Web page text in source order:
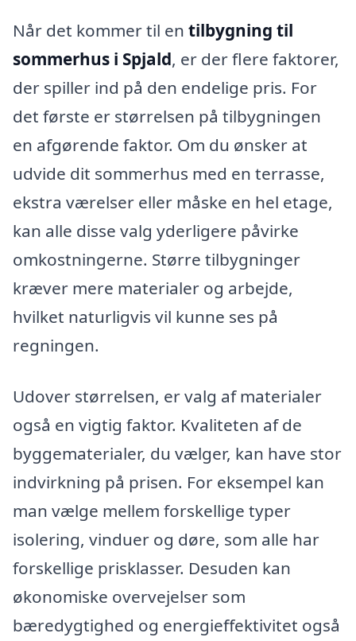
Når det kommer til en tilbygning til
sommerhus i Spjald, er der flere faktorer,
der spiller ind på den endelige pris. For
det første er størrelsen på tilbygningen
en afgørende faktor. Om du ønsker at
udvide dit sommerhus med en terrasse,
ekstra værelser eller måske en hel etage,
kan alle disse valg yderligere påvirke
omkostningerne. Større tilbygninger
kræver mere materialer og arbejde,
hvilket naturligvis vil kunne ses på
regningen.
Udover størrelsen, er valg af materialer
også en vigtig faktor. Kvaliteten af de
byggematerialer, du vælger, kan have stor
indvirkning på prisen. For eksempel kan
man vælge mellem forskellige typer
isolering, vinduer og døre, som alle har
forskellige prisklasser. Desuden kan
økonomiske overvejelser som
bæredygtighed og energieffektivitet også